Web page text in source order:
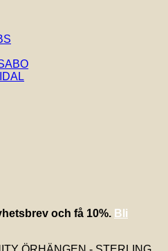
och få 10%. Bli